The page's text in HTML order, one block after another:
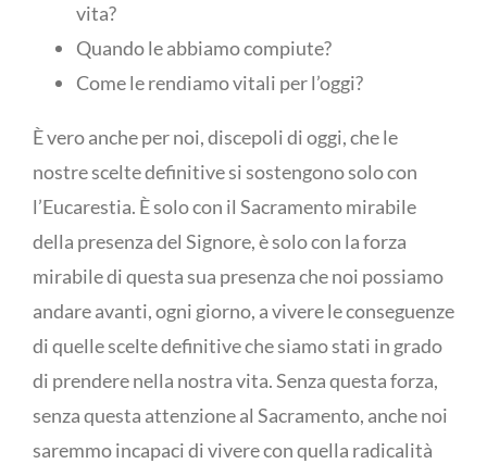
vita?
Quando le abbiamo compiute?
Come le rendiamo vitali per l’oggi?
È vero anche per noi, discepoli di oggi, che le
nostre scelte definitive si sostengono solo con
l’Eucarestia. È solo con il Sacramento mirabile
della presenza del Signore, è solo con la forza
mirabile di questa sua presenza che noi possiamo
andare avanti, ogni giorno, a vivere le conseguenze
di quelle scelte definitive che siamo stati in grado
di prendere nella nostra vita. Senza questa forza,
senza questa attenzione al Sacramento, anche noi
saremmo incapaci di vivere con quella radicalità